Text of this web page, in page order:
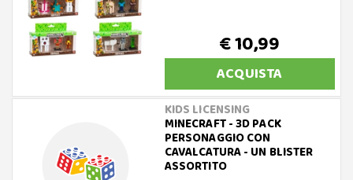
€ 10,99
ACQUISTA
KIDS LICENSING
MINECRAFT - 3D PACK
PERSONAGGIO CON
CAVALCATURA - UN BLISTER
ASSORTITO